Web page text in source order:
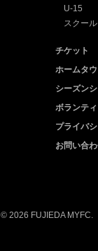
U-15
スクール
チケット
ホームタ
シーズン
ボランテ
プライバ
お問い合
© 2026 FUJIEDA MYFC.